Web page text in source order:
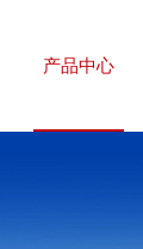
产品中心